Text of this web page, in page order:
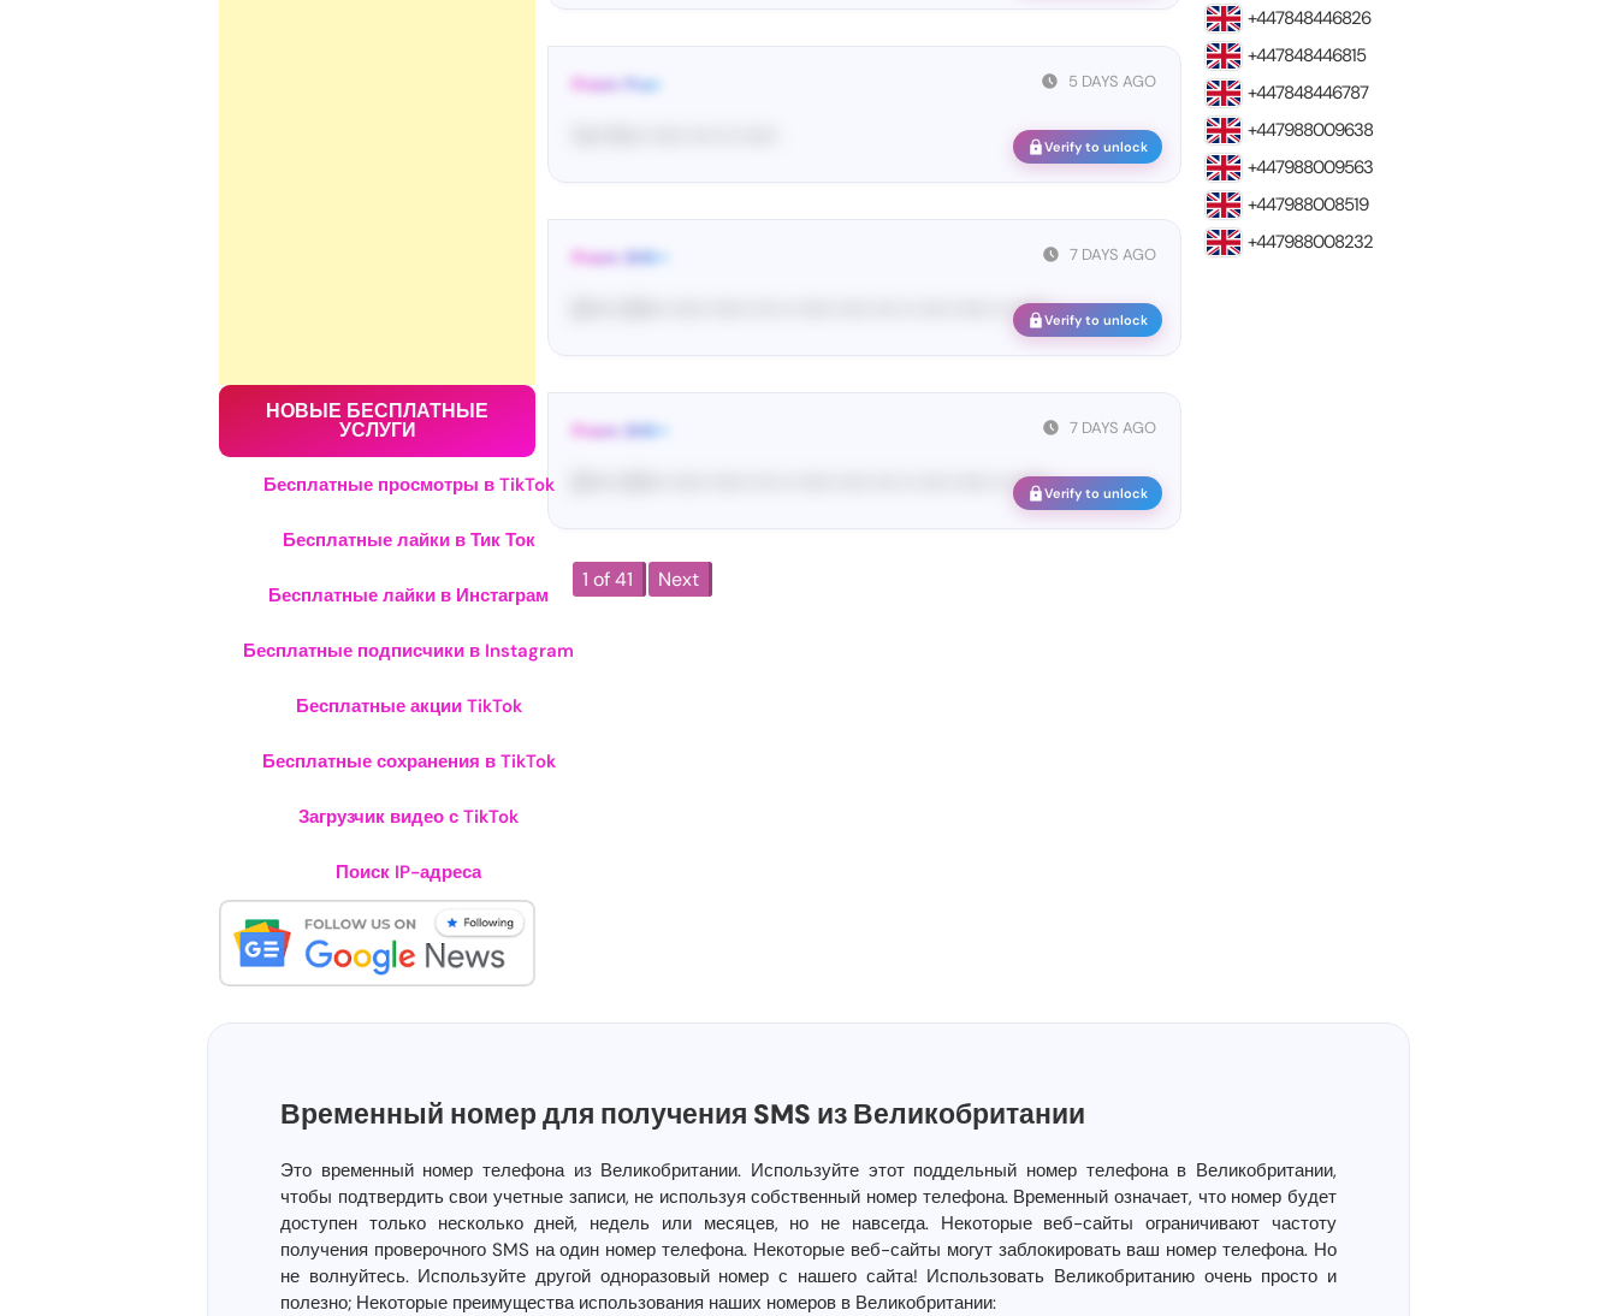
НОВЫЕ БЕСПЛАТНЫЕ
УСЛУГИ
Бесплатные просмотры в TikTok
Бесплатные лайки в Тик Ток
Бесплатные лайки в Инстаграм
Бесплатные подписчики в Instagram
Бесплатные акции TikTok
Бесплатные сохранения в TikTok
Загрузчик видео с TikTok
Поиск IP-адреса
5 DAYS AGO
From: Pos•
Verify to unlock
7 DAYS AGO
From: SHE••
[S••••• SH••• •••••• •••••• •••• •• •••••• ••••• •••• •• ••••• •••••• •• ••••••Verify to unlock
7 DAYS AGO
From: SHE••
[S••••• SH••• •••••• •••••• •••• •• •••••• ••••• •••• •• ••••• •••••• •• ••••••Verify to unlock
1 of 41 Next
+447848446826
+447848446815
+447848446787
+447988009638
+447988009563
+447988008519
+447988008232
Временный номер для получения SMS из Великобритании
Это временный номер телефона из Великобритании. Используйте этот поддельный номер телефона в Великобритании,
чтобы подтвердить свои учетные записи, не используя собственный номер телефона. Временный означает, что номер будет
доступен только несколько дней, недель или месяцев, но не навсегда. Некоторые веб-сайты ограничивают частоту
получения проверочного SMS на один номер телефона. Некоторые веб-сайты могут заблокировать ваш номер телефона. Но
не волнуйтесь. Используйте другой одноразовый номер с нашего сайта! Использовать Великобританию очень просто и
полезно; Некоторые преимущества использования наших номеров в Великобритании: